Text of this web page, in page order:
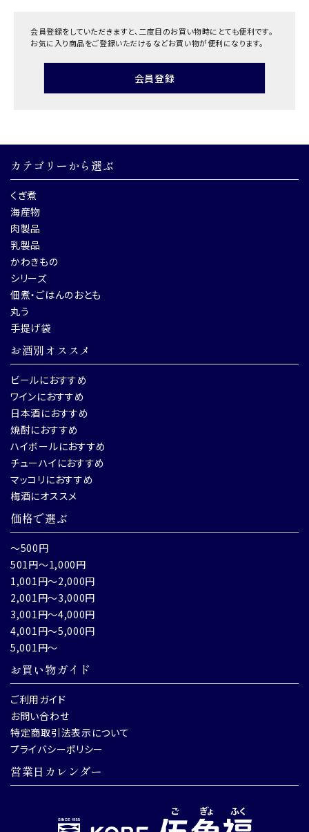
会員登録をしていただきますと、二度目のお買い物時にとても便利です。
お気に入り商品をご登録いただけるなどお買い物が便利になります。
会員登録
カテゴリーから選ぶ
くぎ煮
海産物
肉製品
乳製品
かわきもの
シリーズ
佃煮・ごはんのおとも
丸う
手提げ袋
お酒別オススメ
ビールにおすすめ
ワインにおすすめ
日本酒におすすめ
焼酎におすすめ
ハイボールにおすすめ
チューハイにおすすめ
マッコリにおすすめ
梅酒にオススメ
価格で選ぶ
～500円
501円～1,000円
1,001円～2,000円
2,001円～3,000円
3,001円～4,000円
4,001円～5,000円
5,001円～
お買い物ガイド
ご利用ガイド
お問い合わせ
特定商取引法表示について
プライバシーポリシー
営業日カレンダー